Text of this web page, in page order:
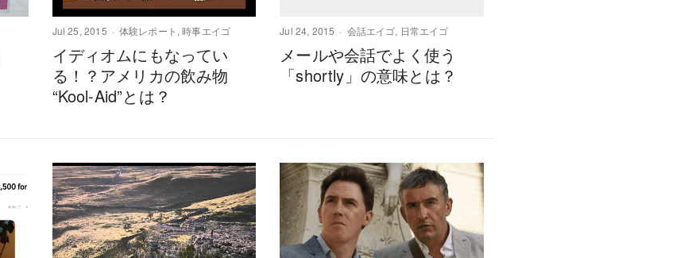
Jul 25, 2015 体験レポート ,時事エイゴ
イディオムにもなってい
る！？アメリカの飲み物
“Kool-Aid”とは？
Jul 24, 2015 会話エイゴ, 日常エイゴ
メールや会話でよく使う
「shortly」の意味とは？